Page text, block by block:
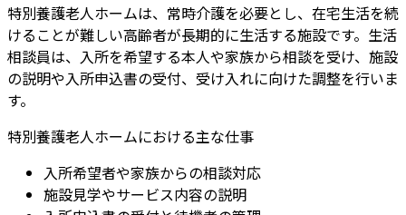
特別養護老人ホームは、常時介護を必要とし、在宅生活を続
けることが難しい高齢者が長期的に生活する施設です。生活
相談員は、入所を希望する本人や家族から相談を受け、施設
の説明や入所申込書の受付、受け入れに向けた調整を行いま
す。
特別養護老人ホームにおける主な仕事
入所希望者や家族からの相談対応
施設見学やサービス内容の説明